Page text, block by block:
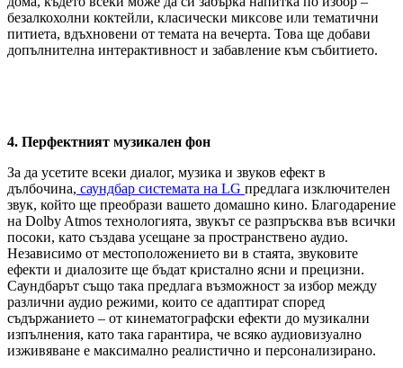
безалкохолни коктейли, класически миксове или тематични
питиета, вдъхновени от темата на вечерта. Това ще добави
допълнителна интерактивност и забавление към събитието.
4. Перфектният музикален фон
За да усетите всеки диалог, музика и звуков ефект в
дълбочина, саундбар системата на LG предлага изключителен
звук, който ще преобрази вашето домашно кино. Благодарение
на Dolby Atmos технологията, звукът се разпръсква във всички
посоки, като създава усещане за пространствено аудио.
Независимо от местоположението ви в стаята, звуковите
ефекти и диалозите ще бъдат кристално ясни и прецизни.
Саундбарът също така предлага възможност за избор между
различни аудио режими, които се адаптират според
съдържанието – от кинематографски ефекти до музикални
изпълнения, като така гарантира, че всяко аудиовизуално
изживяване е максимално реалистично и персонализирано.